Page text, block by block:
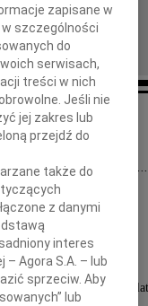
bez słów pożegnania.
swym odejściem smucić...
w godzinę rozstania,
z dobrą wieścią wrócić"
zawiadamiamy,
roku odeszła w wieku 70 lat
zapisane w
szczególności
do
serwisach,
treści w nich
Jeśli nie
jej zakres lub
przejdź do
także do
z danymi
interes
– Agora S.A. – lub
sprzeciw. Aby
lub